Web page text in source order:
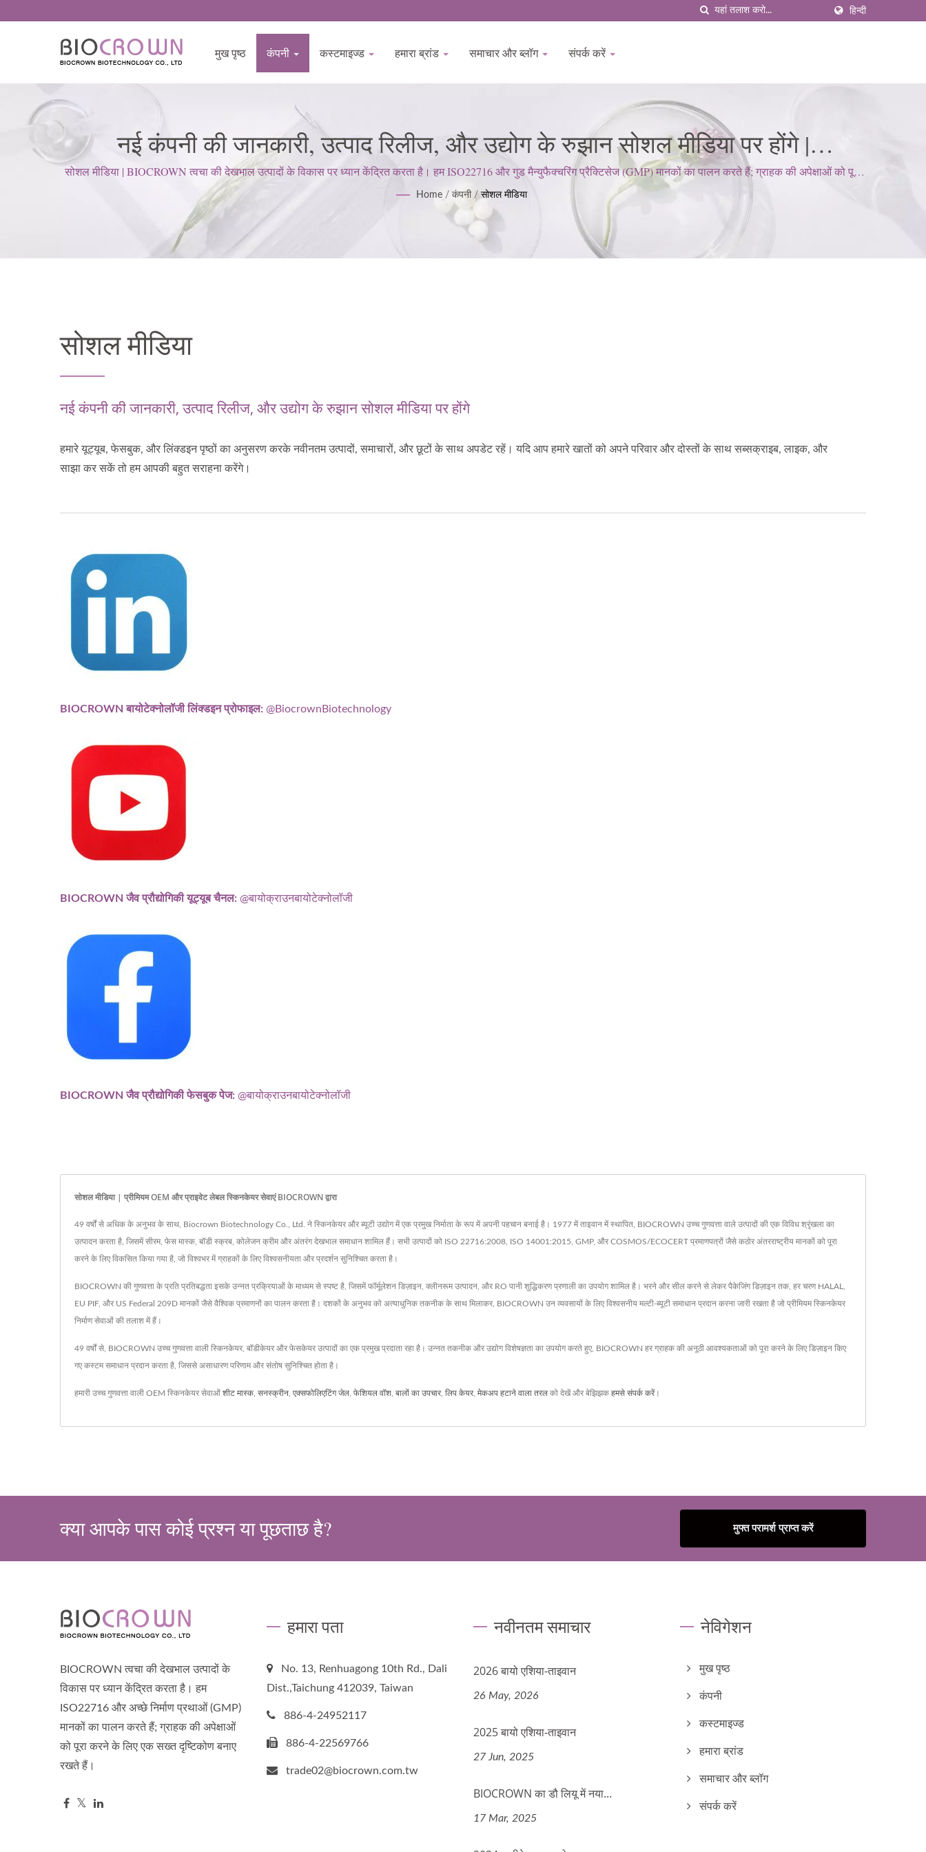
हिन्दी
मुख पृष्ठ कंपनी कस्टमाइज्ड हमारा ब्रांड समाचार और ब्लॉग संपर्क करें
नई कंपनी की जानकारी, उत्पाद रिलीज, और उद्योग के रुझान सोशल मीडिया पर होंगे |
BIOCROWN का उन्नत निर्माण: क्लीनरूम, RO सिस्टम और गुणवत्ता नियंत्रण
सोशल मीडिया | BIOCROWN त्वचा की देखभाल उत्पादों के विकास पर ध्यान केंद्रित करता है। हम ISO22716 और गुड मैन्युफैक्चरिंग प्रैक्टिसेज (GMP) मानकों का पालन करते हैं; ग्राहक की अपेक्षाओं को पूरा
करने के लिए एक सख्त दृष्टिकोण बनाए रखते हैं।
Home / कंपनी / सोशल मीडिया
सोशल मीडिया
नई कंपनी की जानकारी, उत्पाद रिलीज, और उद्योग के रुझान सोशल मीडिया पर होंगे
हमारे यूट्यूब, फेसबुक, और लिंक्डइन पृष्ठों का अनुसरण करके नवीनतम उत्पादों, समाचारों, और छूटों के साथ अपडेट रहें। यदि आप हमारे खातों को अपने परिवार और दोस्तों के साथ सब्सक्राइब, लाइक, और
साझा कर सकें तो हम आपकी बहुत सराहना करेंगे।
BIOCROWN बायोटेक्नोलॉजी लिंक्डइन प्रोफाइल: @BiocrownBiotechnology
BIOCROWN जैव प्रौद्योगिकी यूट्यूब चैनल: @बायोक्राउनबायोटेक्नोलॉजी
BIOCROWN जैव प्रौद्योगिकी फेसबुक पेज: @बायोक्राउनबायोटेक्नोलॉजी
सोशल मीडिया | प्रीमियम OEM और प्राइवेट लेबल स्किनकेयर सेवाएं BIOCROWN द्वारा
49 वर्षों से अधिक के अनुभव के साथ, Biocrown Biotechnology Co., Ltd. ने स्किनकेयर और ब्यूटी उद्योग में एक प्रमुख निर्माता के रूप में अपनी पहचान बनाई है। 1977 में ताइवान में स्थापित, BIOCROWN उच्च गुणवत्ता वाले उत्पादों की एक विविध श्रृंखला का
उत्पादन करता है, जिसमें सीरम, फेस मास्क, बॉडी स्क्रब, कोलेजन क्रीम और अंतरंग देखभाल समाधान शामिल हैं। सभी उत्पादों को ISO 22716:2008, ISO 14001:2015, GMP, और COSMOS/ECOCERT प्रमाणपत्रों जैसे कठोर अंतरराष्ट्रीय मानकों को पूरा
करने के लिए विकसित किया गया है, जो विश्वभर में ग्राहकों के लिए विश्वसनीयता और प्रदर्शन सुनिश्चित करता है।
BIOCROWN की गुणवत्ता के प्रति प्रतिबद्धता इसके उन्नत प्रक्रियाओं के माध्यम से स्पष्ट है, जिसमें फॉर्मूलेशन डिज़ाइन, क्लीनरूम उत्पादन, और RO पानी शुद्धिकरण प्रणाली का उपयोग शामिल है। भरने और सील करने से लेकर पैकेजिंग डिज़ाइन तक, हर चरण HALAL,
EU PIF, और US Federal 209D मानकों जैसे वैश्विक प्रमाणनों का पालन करता है। दशकों के अनुभव को अत्याधुनिक तकनीक के साथ मिलाकर, BIOCROWN उन व्यवसायों के लिए विश्वसनीय मल्टी-ब्यूटी समाधान प्रदान करना जारी रखता है जो प्रीमियम स्किनकेयर
निर्माण सेवाओं की तलाश में हैं।
49 वर्षों से, BIOCROWN उच्च गुणवत्ता वाली स्किनकेयर, बॉडीकेयर और फेसकेयर उत्पादों का एक प्रमुख प्रदाता रहा है। उन्नत तकनीक और उद्योग विशेषज्ञता का उपयोग करते हुए, BIOCROWN हर ग्राहक की अनूठी आवश्यकताओं को पूरा करने के लिए डिज़ाइन किए
गए कस्टम समाधान प्रदान करता है, जिससे असाधारण परिणाम और संतोष सुनिश्चित होता है।
हमारी उच्च गुणवत्ता वाली OEM स्किनकेयर सेवाओं शीट मास्क सनस्क्रीन एक्सफोलिएटिंग जेल फेशियल वॉश बालों का उपचार, लिप केयर, मेकअप हटाने वाला तरल को देखें और बेझिझक हमसे संपर्क करें।
क्या आपके पास कोई प्रश्न या पूछताछ है? मुफ्त परामर्श प्राप्त करें
BIOCROWN त्वचा की देखभाल उत्पादों के
विकास पर ध्यान केंद्रित करता है। हम
ISO22716 और अच्छे निर्माण प्रथाओं (GMP)
मानकों का पालन करते हैं; ग्राहक की अपेक्षाओं
को पूरा करने के लिए एक सख्त दृष्टिकोण बनाए
रखते हैं।
हमारा पता
No. 13, Renhuagong 10th Rd., Dali
Dist.,Taichung 412039, Taiwan
886-4-24952117
886-4-22569766
trade02@biocrown.com.tw
नवीनतम समाचार
2026 बायो एशिया-ताइवान
26 May, 2026
2025 बायो एशिया-ताइवान
27 Jun, 2025
BIOCROWN का डौ लियू में नया...
17 Mar, 2025
नेविगेशन
मुख पृष्ठ
कंपनी
कस्टमाइज्ड
हमारा ब्रांड
समाचार और ब्लॉग
संपर्क करें